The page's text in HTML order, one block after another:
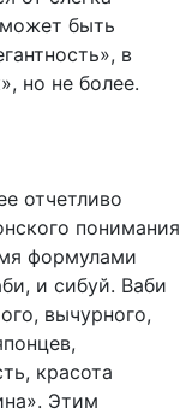
быть
в
но не более.
отчетливо
понимания
формулами
и сибуй. Ваби
вычурного,
красота
Этим